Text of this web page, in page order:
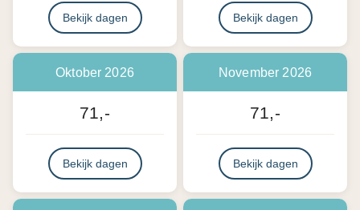
Bekijk dagen Bekijk dagen
Oktober 2026
71,-
Bekijk dagen
November 2026
71,-
Bekijk dagen